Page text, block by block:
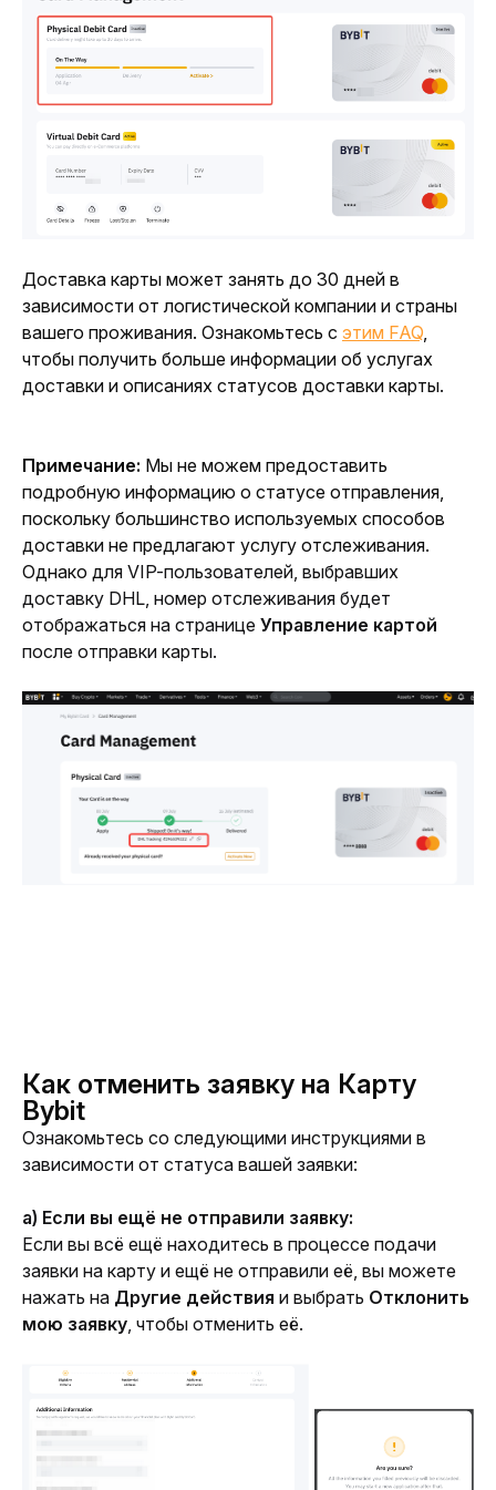
Доставка карты может занять до 30 дней в
зависимости от логистической компании и страны
вашего проживания. Ознакомьтесь с этим FAQ,
чтобы получить больше информации об услугах
доставки и описаниях статусов доставки карты.
Примечание: Мы не можем предоставить
подробную информацию о статусе отправления,
поскольку большинство используемых способов
доставки не предлагают услугу отслеживания.
Однако для VIP-пользователей, выбравших
доставку DHL, номер отслеживания будет
отображаться на странице Управление картой
после отправки карты.
Как отменить заявку на Карту
Bybit
Ознакомьтесь со следующими инструкциями в
зависимости от статуса вашей заявки:
а) Если вы ещё не отправили заявку:
Если вы всё ещё находитесь в процессе подачи
заявки на карту и ещё не отправили её, вы можете
нажать на Другие действия и выбрать Отклонить
мою заявку , чтобы отменить её.